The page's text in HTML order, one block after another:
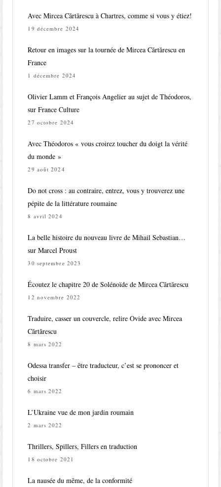
Avec Mircea Cărtărescu à Chartres, comme si vous y étiez!
19 décembre 2024
Retour en images sur la tournée de Mircea Cărtărescu en
France
1 décembre 2024
Olivier Lamm et François Angelier au sujet de Théodoros,
sur France Culture
27 octobre 2024
Avec Théodoros « vous croirez toucher du doigt la vérité
du monde »
29 août 2024
Do not cross : au contraire, entrez, vous y trouverez une
pépite de la littérature roumaine
8 avril 2024
La belle histoire du nouveau livre de Mihail Sebastian…
sur Marcel Proust
30 septembre 2023
Écoutez le chapitre 20 de Solénoïde de Mircea Cărtărescu
12 novembre 2022
Traduire, casser un couvercle, relire Ovide avec Mircea
Cărtărescu
8 mars 2022
Odessa transfer – être traducteur, c’est se prononcer et
choisir
6 mars 2022
L’Ukraine vue de mon jardin roumain
2 mars 2022
Thrillers, Spillers, Fillers en traduction
18 octobre 2021
La nausée du même, de la conformité